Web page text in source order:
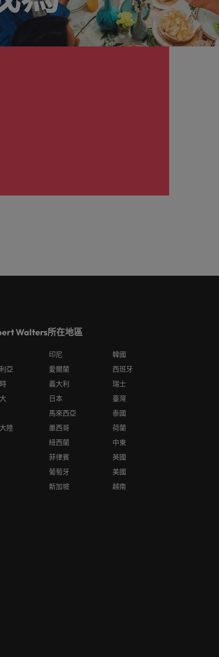
Walters所在地區
亞
陸
印尼
愛爾蘭
義大利
日本
馬來西亞
墨西哥
紐西蘭
菲律賓
葡萄牙
新加坡
韓國
西班牙
瑞士
臺灣
泰國
荷蘭
中東
英國
美國
越南